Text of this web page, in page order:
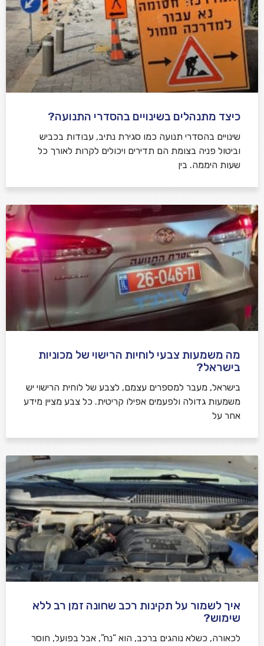
כיצד מתנהלים בשינויים בהסדרי התנועה?
שינויים בהסדרי תנועה כמו סגירת נתיב, עבודות בכביש
וביטול פניה בצומת הם תדירים ויכולים לקרות לאורך כל
שעות היממה. בין
מה משמעות צבעי לוחיות הרישוי של מכוניות
בישראל?
בישראל, מעבר למספרים עצמם, לצבע של לוחית הרישוי יש
משמעות גדולה ולפעמים אפילו קריטית. כל צבע מציין מידע
אחר על
איך לשמור על תקינות רכב שחונה זמן רב ללא
שימוש?
לכאורה, כשלא נוהגים ברכב, הוא “נח”, אבל בפועל, חוסר